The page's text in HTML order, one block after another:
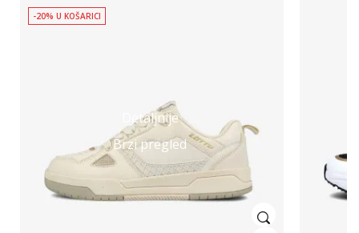
Detaljnije
Brzi pregled
-20% U KOŠARICI